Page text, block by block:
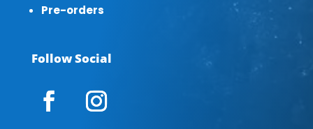
Pre-orders
Follow Social